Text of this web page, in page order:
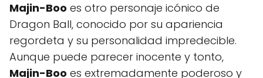
Majin-Boo es otro personaje icónico de
Dragon Ball, conocido por su apariencia
regordeta y su personalidad impredecible.
Aunque puede parecer inocente y tonto,
Majin-Boo es extremadamente poderoso y